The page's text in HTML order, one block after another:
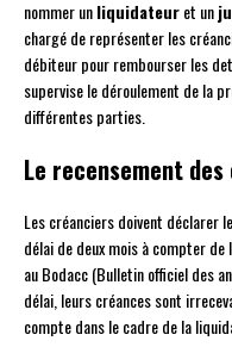
nommer unliquidateuret un
chargé de représenter les
débiteur pour rembourser les
supervise le déroulement de la
différentes parties.
Le recensement
Les créanciers doivent déclarer
délai de deux mois à compter
au Bodacc (Bulletin officiel des
délai, leurs créances sont
compte dans le cadre de la